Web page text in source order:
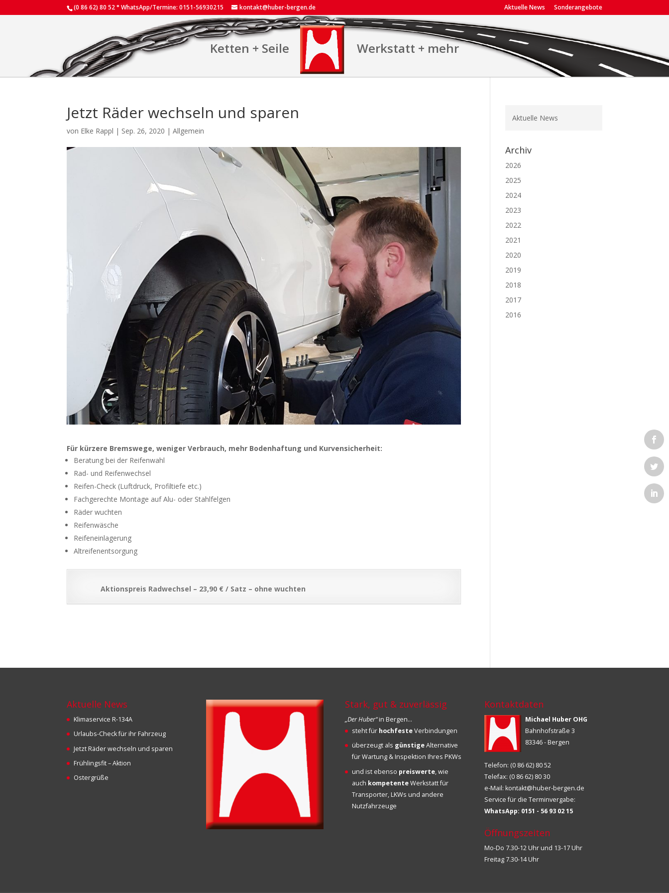
(0 86 62) 80 52 ° WhatsApp/Termine: 0151-56930215 kontakt@huber-bergen.de Aktuelle News Sonderangebote
Ketten + Seile Werkstatt + mehr
Jetzt Räder wechseln und sparen
von Elke Rappl | Sep. 26, 2020 |Allgemein
Für kürzere Bremswege, weniger Verbrauch, mehr Bodenhaftung und Kurvensicherheit:
Beratung bei der Reifenwahl
Rad- und Reifenwechsel
Reifen-Check (Luftdruck, Profiltiefe etc.)
Fachgerechte Montage auf Alu- oder Stahlfelgen
Räder wuchten
Reifenwäsche
Reifeneinlagerung
Altreifenentsorgung
Aktionspreis Radwechsel – 23,90 € / Satz – ohne wuchten
Aktuelle News
Archiv
2026
2025
2024
2023
2022
2021
2020
2019
2018
2017
2016
Aktuelle News
Klimaservice R-134A
Urlaubs-Check für ihr Fahrzeug
Jetzt Räder wechseln und sparen
Frühlingsfit – Aktion
Ostergrüße
Stark, gut & zuverlässig
„Der Huber“in Bergen…
steht für hochfesteVerbindungen
überzeugt als günstigeAlternative
für Wartung & Inspektion Ihres PKWs
und ist ebenso preiswerte, wie
auch kompetenteWerkstatt für
Transporter, LKWs und andere
Nutzfahrzeuge
Kontaktdaten
Michael Huber OHG
Bahnhofstraße 3
83346 - Bergen
Telefon: (0 86 62) 80 52
Telefax: (0 86 62) 80 30
e-Mail: kontakt@huber-bergen.de
Service für die Terminvergabe:
WhatsApp: 0151 - 56 93 02 15
Öffnungszeiten
Mo-Do 7.30-12 Uhr und 13-17 Uhr
Freitag 7.30-14 Uhr